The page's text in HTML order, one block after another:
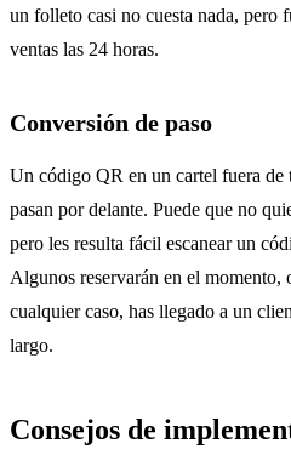
un folleto casi no cuesta nada, pero
ventas las 24 horas.
Conversión de paso
Un código QR en un cartel fuera de
pasan por delante. Puede que no
pero les resulta fácil escanear un
Algunos reservarán en el momento,
cualquier caso, has llegado a un
largo.
Consejos de